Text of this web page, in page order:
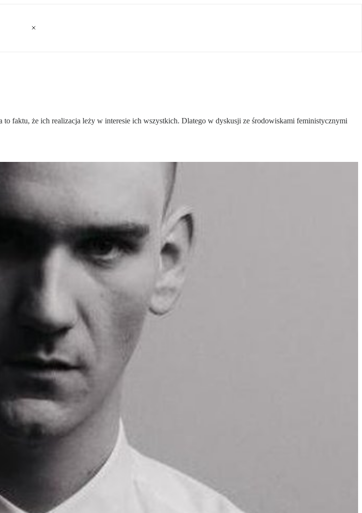
faktu, że ich realizacja leży w interesie ich wszystkich. Dlatego w dyskusji ze środowiskami feministycznymi